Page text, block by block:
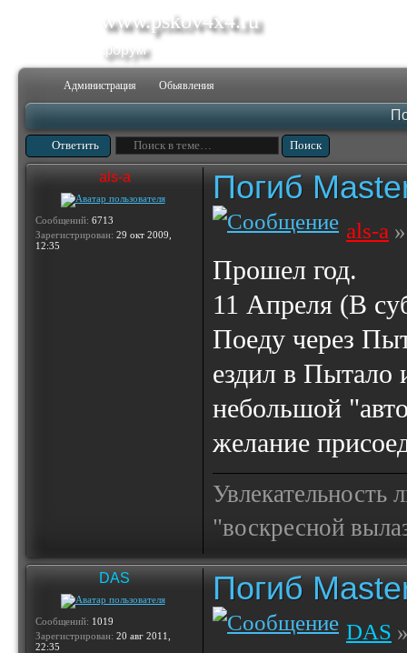
www.pskov4x4.ru
форум
Администрация Обьявления
Ответить
als-a
Сообщений: 6713
Зарегистрирован: 29 окт 2009,
12:35
Погиб
als-a
Прошел год.
11 Апреля (В
Поеду через
ездил в Пытало
небольшой
желание
Увлекательность
"воскресной
DAS
Сообщений: 1019
Зарегистрирован: 20 авг 2011,
22:35
Погиб
DAS